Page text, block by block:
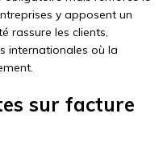
y apposent un
rassure les clients,
internationales où la
sur facture